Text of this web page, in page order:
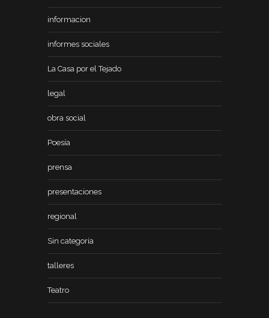
informacion
informes sociales
La Casa por el Tejado
legal
obra social
Poesía
prensa
presentaciones
regional
Sin categoría
talleres
Teatro